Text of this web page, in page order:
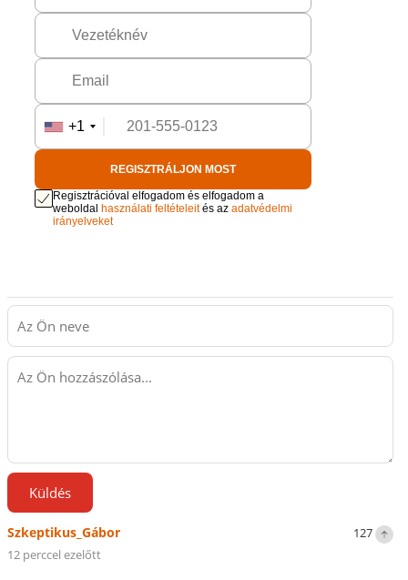
+1
REGISZTRÁLJON MOST
Regisztrációval elfogadom és elfogadom a
weboldal használati feltételeités azadatvédelmi
irányelveket
Küldés
127
Szkeptikus_Gábor
12 perccel ezelőtt